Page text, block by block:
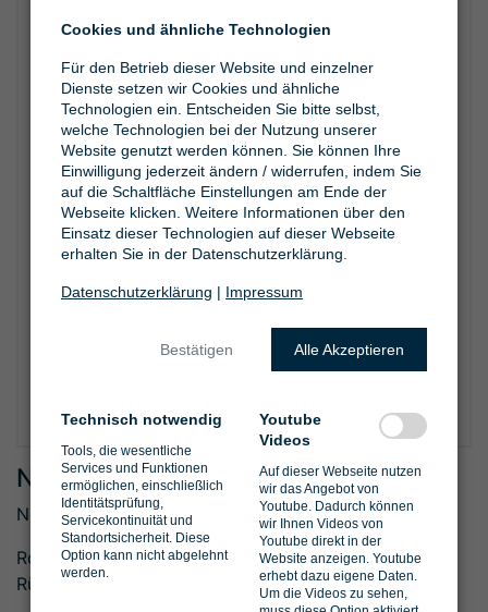
Newton 3
Notenzähler
Robuster Notenzähler mit Reject- und großem
Rückgabefach
Cookies und ähnliche Technologien
Für den Betrieb dieser Website und einzelner
Dienste setzen wir Cookies und ähnliche
Technologien ein. Entscheiden Sie bitte selbst,
welche Technologien bei der Nutzung unserer
Website genutzt werden können. Sie können Ihre
Einwilligung jederzeit ändern / widerrufen, indem Sie
auf die Schaltfläche Einstellungen am Ende der
Webseite klicken. Weitere Informationen über den
Einsatz dieser Technologien auf dieser Webseite
erhalten Sie in der Datenschutzerklärung.
Datenschutzerklärung | Impressum
Bestätigen Alle Akzeptieren
Technisch notwendig
Tools, die wesentliche
Services und Funktionen
ermöglichen, einschließlich
Identitätsprüfung,
Servicekontinuität und
Standortsicherheit. Diese
Option kann nicht abgelehnt
werden.
Youtube
Videos
Auf dieser Webseite nutzen
wir das Angebot von
Youtube. Dadurch können
wir Ihnen Videos von
Youtube direkt in der
Website anzeigen. Youtube
erhebt dazu eigene Daten.
Um die Videos zu sehen,